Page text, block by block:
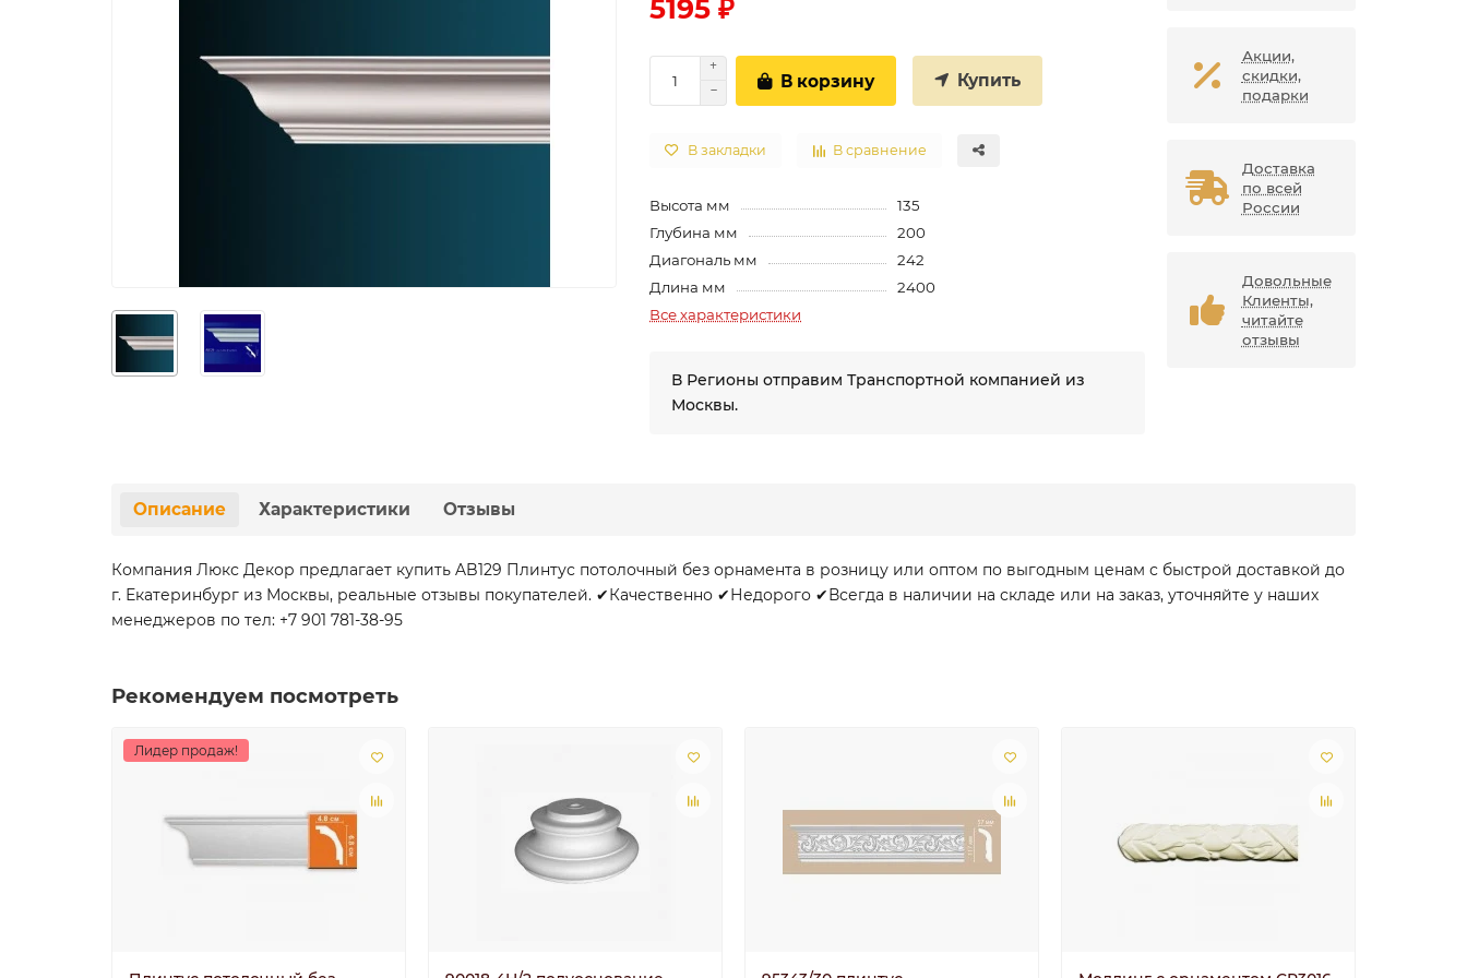
5195 ₽
В корзину Купить
В закладки В сравнение
Высота мм
135
Глубина мм
200
Диагональ мм
242
Длина мм
2400
Все характеристики
В Регионы отправим Транспортной компанией из
Москвы.
Акции,
скидки,
подарки
Доставка
по всей
России
Довольные
Клиенты,
читайте
отзывы
Описание Характеристики Отзывы
Компания Люкс Декор предлагает купить AB129 Плинтус потолочный без орнамента в розницу или оптом по выгодным ценам с быстрой доставкой до
г. Екатеринбург из Москвы, реальные отзывы покупателей. ✔Качественно ✔Недорого ✔Всегда в наличии на складе или на заказ, уточняйте у наших
менеджеров по тел: +7 901 781-38-95
Рекомендуем посмотреть
Лидер продаж!